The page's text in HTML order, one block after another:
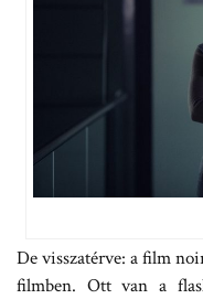
De visszatérve: a film
filmben. Ott van a